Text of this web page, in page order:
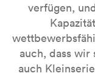
verfügen,
auch, dass
auch